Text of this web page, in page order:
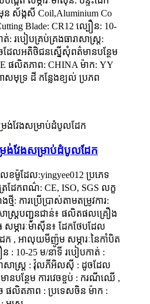
ន ស័ង្កសី Coil,Aluminium Co
Blade: CR12 ល្បឿន: 10-
: របៀបគ្រប់គ្រងធារាសាស្ត្រ:
ដែលអតិថិជនស្នើសុំពត៌មានបន្ថែម
ផលិតភាព: CHINA ម៉ាក: YY
សមុទ្រ ដី កន្លែងខ្យល់ ប្រភព
រង់វែងសម្រាប់ដំបូលដែក
ខម៉ូដែល:yingyee012 ប្រភេទ
រដែកពណ៌: CE, ISO, SGS លក្ខ
មី: ការប្រើប្រាស់តាមតម្រូវការ:
ាស្ត្របញ្ជូនជាន់៖ ផលិតផលគ្រឿង
សម្ភារៈម៉ាស៊ីន៖ ដែកថែបដែល
ែក , អាលុយមីញ៉ូម សម្ភារៈនៃកាំបិត
: 10-25 ម/នាទី របៀបកាត់ :
ាសាស្ត្រ : វ៉ុលភីអិលស៊ី : ដូចដែល
នបន្ថែម ការវេចខ្ចប់ : ករណីឈើ ,
ច ផលិតភាព : ប្រទេសចិន ម៉ាក :